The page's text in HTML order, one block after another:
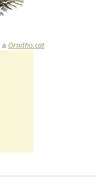
Ornitho.cat